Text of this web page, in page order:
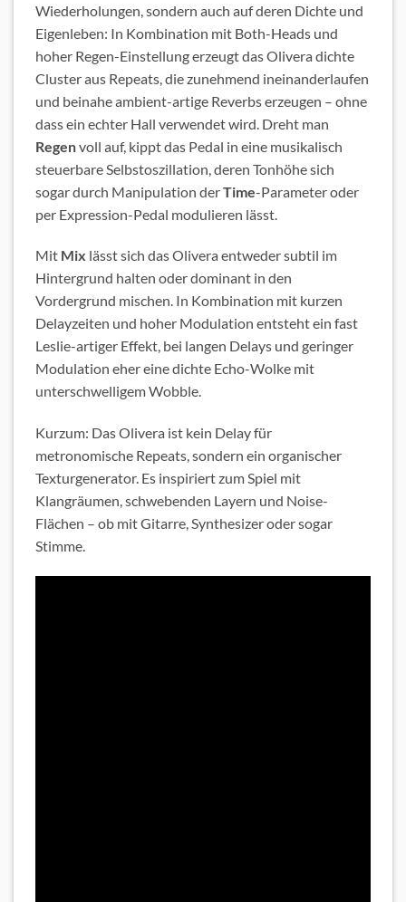
Wiederholungen, sondern auch auf deren Dichte und
Eigenleben: In Kombination mit Both-Heads und
hoher Regen-Einstellung erzeugt das Olivera dichte
Cluster aus Repeats, die zunehmend ineinanderlaufen
und beinahe ambient-artige Reverbs erzeugen – ohne
dass ein echter Hall verwendet wird. Dreht man
Regenvoll auf, kippt das Pedal in eine musikalisch
steuerbare Selbstoszillation, deren Tonhöhe sich
sogar durch Manipulation derTime-Parameter oder
per Expression-Pedal modulieren lässt.
Mit Mix lässt sich das Olivera entweder subtil im
Hintergrund halten oder dominant in den
Vordergrund mischen. In Kombination mit kurzen
Delayzeiten und hoher Modulation entsteht ein fast
Leslie-artiger Effekt, bei langen Delays und geringer
Modulation eher eine dichte Echo-Wolke mit
unterschwelligem Wobble.
Kurzum: Das Olivera ist kein Delay für
metronomische Repeats, sondern ein organischer
Texturgenerator. Es inspiriert zum Spiel mit
Klangräumen, schwebenden Layern und Noise-
Flächen – ob mit Gitarre, Synthesizer oder sogar
Stimme.